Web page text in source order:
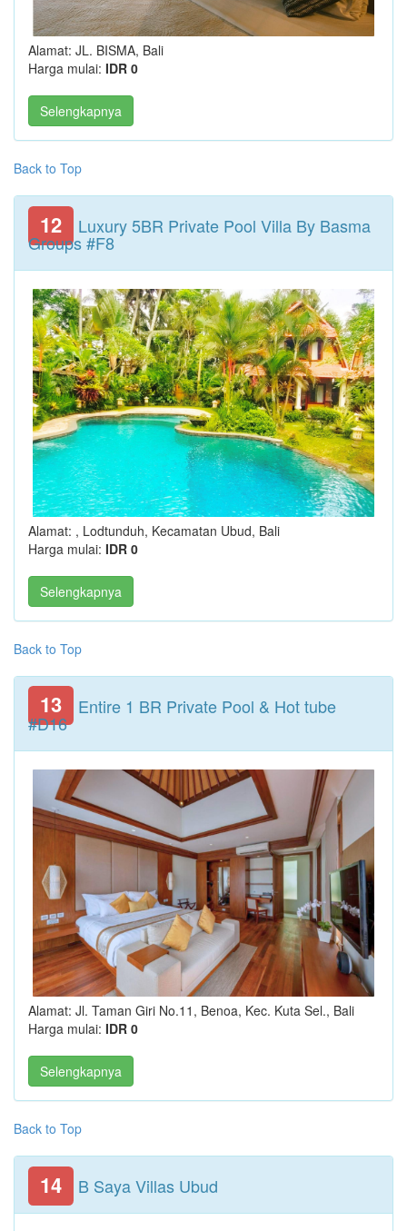
Alamat: JL. BISMA, Bali
Harga mulai: IDR 0
Selengkapnya
Back to Top
12 Luxury 5BR Private Pool Villa By Basma
Groups #F8
Alamat: , Lodtunduh, Kecamatan Ubud, Bali
Harga mulai: IDR 0
Selengkapnya
Back to Top
13 Entire 1 BR Private Pool & Hot tube
#D16
Alamat: Jl. Taman Giri No.11, Benoa, Kec. Kuta Sel., Bali
Harga mulai: IDR 0
Selengkapnya
Back to Top
14 B Saya Villas Ubud